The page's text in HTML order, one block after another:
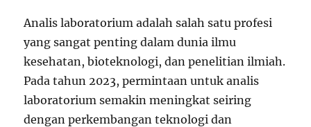
Analis laboratorium adalah salah satu profesi
yang sangat penting dalam dunia ilmu
kesehatan, bioteknologi, dan penelitian ilmiah.
Pada tahun 2023, permintaan untuk analis
laboratorium semakin meningkat seiring
dengan perkembangan teknologi dan